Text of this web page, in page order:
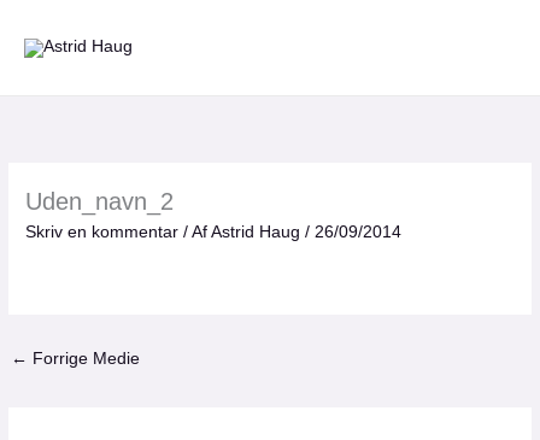
Uden_navn_2
Skriv en kommentar / AfAstrid Haug/26/09/2014
← Forrige Medie